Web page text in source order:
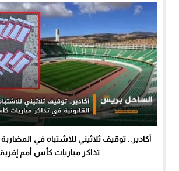
أكادير.. توقيف ثلاثيني للاشتباه في
تذاكر مباريات كأس أمم